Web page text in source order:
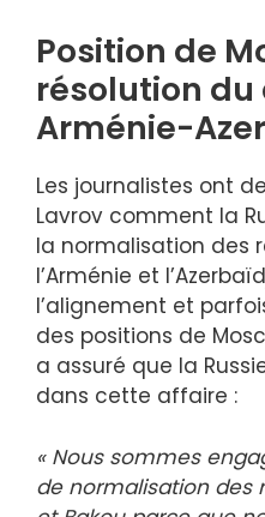
Position de
résolution
Arménie-
Les journalistes ont
Lavrov comment la
la normalisation des
l’Arménie et
l’alignement et
des positions de
a assuré que la
dans cette affaire :
« Nous sommes
de normalisation des